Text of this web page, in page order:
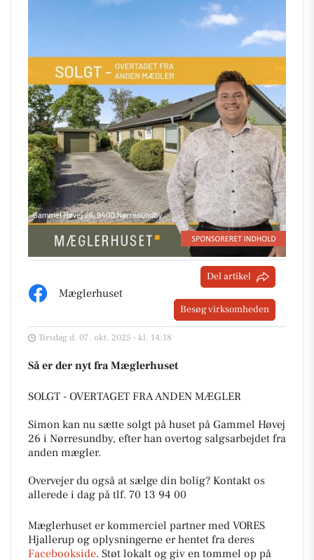
Mæglerhuset
Del artikel
Besøg virksomheden
Tirsdag d. 07. okt. 2025 - kl. 14:18
Så er der nyt fra Mæglerhuset
SOLGT - OVERTAGET FRA ANDEN MÆGLER
Simon kan nu sætte solgt på huset på Gammel Høvej
26 i Nørresundby, efter han overtog salgsarbejdet fra
anden mægler.
Overvejer du også at sælge din bolig? Kontakt os
allerede i dag på tlf. 70 13 94 00
Mæglerhuset er kommerciel partner med VORES
Hjallerup og oplysningerne er hentet fra deres
Facebookside. Støt lokalt og giv en tommel op på